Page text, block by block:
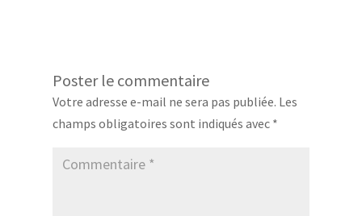
Poster le commentaire
Votre adresse e-mail ne sera pas publiée. Les
champs obligatoires sont indiqués avec *